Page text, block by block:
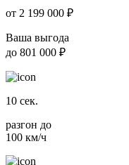
от 2 199 000 ₽
Ваша выгода
до 801 000 ₽
10 сек.
разгон до
100 км/ч